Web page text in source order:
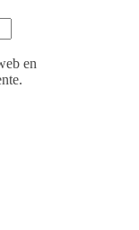
en